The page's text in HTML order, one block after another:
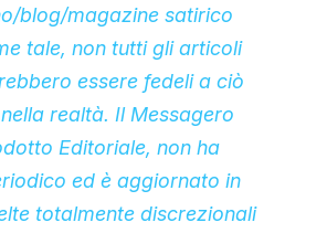
blog/magazine satirico
tale, non tutti gli articoli
essere fedeli a ciò
realtà. Il Messagero
Editoriale, non ha
ed è aggiornato in
totalmente discrezionali